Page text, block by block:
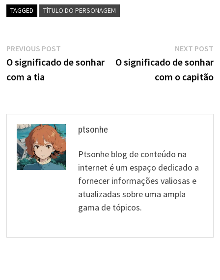
TAGGED TÍTULO DO PERSONAGEM
Navegação
de
PREVIOUS POSTPrevious
post:
O significado de sonhar
com a tia
NEXT POST
O significado de sonhar
com o capitão
ptsonhe
Ptsonhe blog de conteúdo na
internet é um espaço dedicado a
fornecer informações valiosas e
atualizadas sobre uma ampla
gama de tópicos.